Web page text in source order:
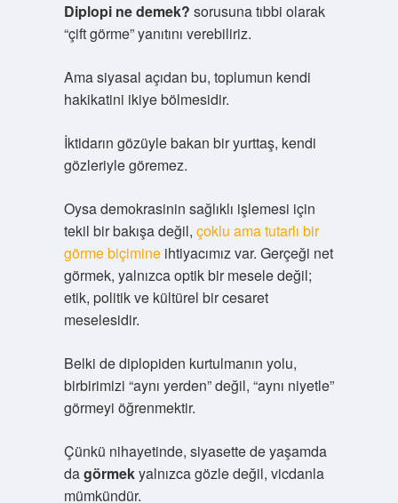
Diplopi ne demek? sorusuna tıbbi olarak
“çift görme” yanıtını verebiliriz.
Ama siyasal açıdan bu, toplumun kendi
hakikatini ikiye bölmesidir.
İktidarın gözüyle bakan bir yurttaş, kendi
gözleriyle göremez.
Oysa demokrasinin sağlıklı işlemesi için
tekil bir bakışa değil, çoklu ama tutarlı bir
görme biçimineihtiyacımız var. Gerçeği net
görmek, yalnızca optik bir mesele değil;
etik, politik ve kültürel bir cesaret
meselesidir.
Belki de diplopiden kurtulmanın yolu,
birbirimizi “aynı yerden” değil, “aynı niyetle”
görmeyi öğrenmektir.
Çünkü nihayetinde, siyasette de yaşamda
dagörmekyalnızca gözle değil, vicdanla
mümkündür.